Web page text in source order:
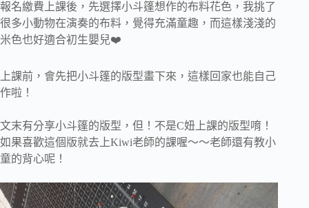
報名繳費上課後，先選擇小斗篷想作的布料花色，我挑了
很多小動物在演奏的布料，覺得充滿童趣，而這樣淺淺的
米色也好適合初生嬰兒❤️
上課前，會先把小斗篷的版型畫下來，這樣回家也能自己
作啦！
文末有分享小斗篷的版型，但！不是C妞上課的版型唷！
如果喜歡這個版就去上Kiwi老師的課喔～～老師還有教小
童的背心呢！